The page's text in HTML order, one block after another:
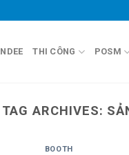
THI CÔNG POSM
TAG ARCHIVES:
BOOTH